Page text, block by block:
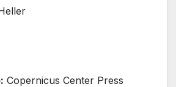
Copernicus Center Press